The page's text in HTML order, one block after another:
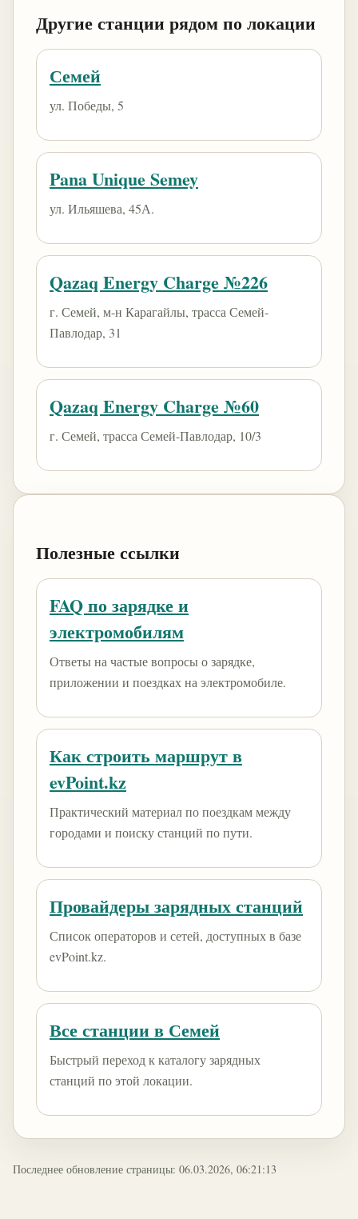
Другие станции рядом по локации
Семей
​ул. Победы, 5
Pana Unique Semey
ул. Ильяшева, 45А.
Qazaq Energy Charge №226
г. Семей, м-н Карагайлы, трасса Семей-
Павлодар, 31
Qazaq Energy Charge №60
г. Семей, трасса Семей-Павлодар, 10/3
Полезные ссылки
FAQ по зарядке и
электромобилям
Ответы на частые вопросы о зарядке,
приложении и поездках на электромобиле.
Как строить маршрут в
evPoint.kz
Практический материал по поездкам между
городами и поиску станций по пути.
Провайдеры зарядных станций
Список операторов и сетей, доступных в базе
evPoint.kz.
Все станции в Семей
Быстрый переход к каталогу зарядных
станций по этой локации.
Последнее обновление страницы: 06.03.2026, 06:21:13